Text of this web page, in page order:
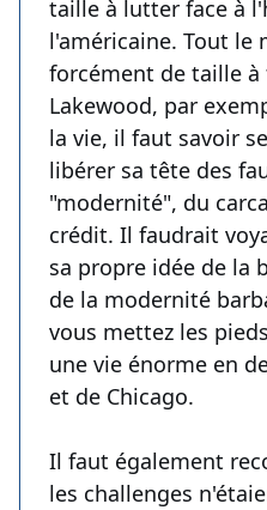
taille à lutter face à
l'américaine. Tout le
forcément de taille à
Lakewood, par
la vie, il faut savoir
libérer sa tête des
"modernité", du
crédit. Il faudrait
sa propre idée de la
de la modernité
vous mettez les
une vie énorme en
et de Chicago.
Il faut également
les challenges